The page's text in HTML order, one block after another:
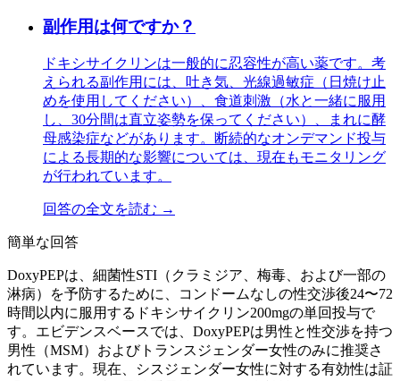
副作用は何ですか？
ドキシサイクリンは一般的に忍容性が高い薬です。考
えられる副作用には、吐き気、光線過敏症（日焼け止
めを使用してください）、食道刺激（水と一緒に服用
し、30分間は直立姿勢を保ってください）、まれに酵
母感染症などがあります。断続的なオンデマンド投与
による長期的な影響については、現在もモニタリング
が行われています。
回答の全文を読む →
簡単な回答
DoxyPEPは、細菌性STI（クラミジア、梅毒、および一部の
淋病）を予防するために、コンドームなしの性交渉後24〜72
時間以内に服用するドキシサイクリン200mgの単回投与で
す。エビデンスベースでは、DoxyPEPは男性と性交渉を持つ
男性（MSM）およびトランスジェンダー女性のみに推奨さ
れています。現在、シスジェンダー女性に対する有効性は証